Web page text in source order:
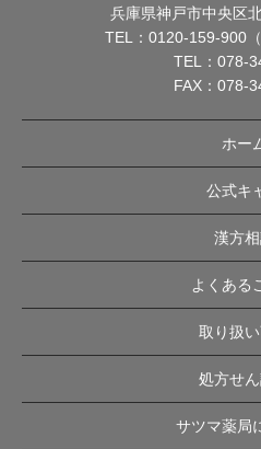
兵庫県神戸市中央区
TEL： 0120-159-900
TEL： 078-
FAX：078-
ホー
公式キ
漢方
よくある
取り扱
処方せん
サツマ薬局